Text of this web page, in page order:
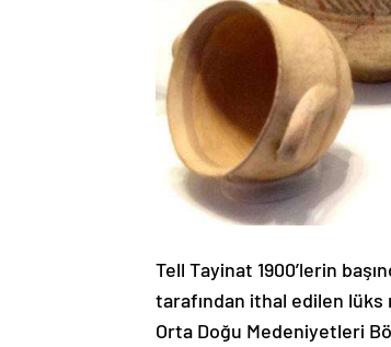
Tell Tayinat 1900’lerin
tarafından ithal edilen
Orta Doğu Medeniyetleri